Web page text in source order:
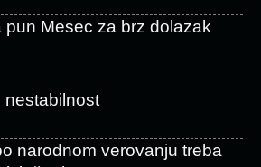
pun Mesec za brz dolazak
nestabilnost
narodnom verovanju treba